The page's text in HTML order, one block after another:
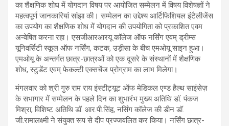
का शैक्षणिक शोध में योगदान विषय पर आयोजित सम्मेलन में विषय विशेषज्ञों ने
महत्वपूर्ण जानकारियां सांझा की। सम्मेलन का उद्देश्य आर्टिफिशियल इंटैलीजेंस
का उपयोग का शैक्षणिक शोध में योगदान की उपयोगिता को प्रकाशित एवम
अन्वेषित करना रहा। एसजीआरआरयू कॉलेज ऑफ नर्सिंग एवम् ड्रीम्स
यूनिवर्सिटी स्कूल ऑफ नर्सिंग, कटक, उड़ीसा के बीच एमओयू साइन हुआ।
एमओयू के अन्तर्गत छात्र-छात्रओं को एक दूसरे के संस्थानों में शैक्षणिक
शोध, स्टुडेंट एवम् फेकल्टी एक्सचेंज प्रोग्राम का लाभ मिलेगा।
मंगलवार को श्री गुरु राम राय इंस्टीट्यूट ऑफ मेडिकल एण्ड हैल्थ साइंसेज़
के सभागार में सम्मेलन के पहले दिन का शुभारंभ मुख्य अतिथि डॉ. पंकज
मिश्रा, विशिष्ट अतिथि डॉ. आर.पी.सिंह, नर्सिंग कॉलेज की डीन डॉ.
जी.रामालक्ष्मी ने संयुक्त रूप से दीप प्रज्जवलित कर किया। नर्सिंग छात्र-